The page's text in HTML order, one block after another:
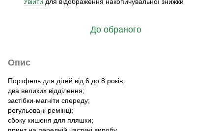
До обраного
Опис
Портфель для дітей від 6 до 8 років;
два великих відділення;
застібки-магніти спереду;
регульовані ремінці;
сбоку кишеня для пляшки;